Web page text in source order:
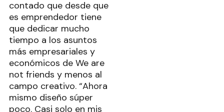
contado que desde que
es emprendedor tiene
que dedicar mucho
tiempo a los asuntos
más empresariales y
económicos de We are
not friends y menos al
campo creativo. “Ahora
mismo diseño súper
poco. Casi solo en mis